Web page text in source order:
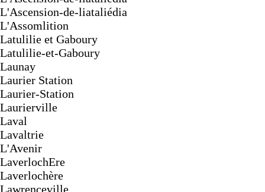
L'Ascension-de-liataliédia
L'Assomlition
Latulilie et Gaboury
Latulilie-et-Gaboury
Launay
Laurier Station
Laurier-Station
Laurierville
Laval
Lavaltrie
L'Avenir
LaverlochEre
Laverlochère
Lawrenceville